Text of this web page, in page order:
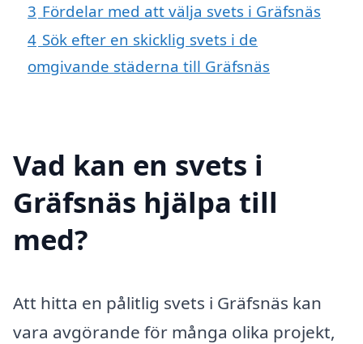
3 Fördelar med att välja svets i Gräfsnäs
4 Sök efter en skicklig svets i de
omgivande städerna till Gräfsnäs
Vad kan en svets i
Gräfsnäs hjälpa till
med?
Att hitta en pålitlig svets i Gräfsnäs kan
vara avgörande för många olika projekt,